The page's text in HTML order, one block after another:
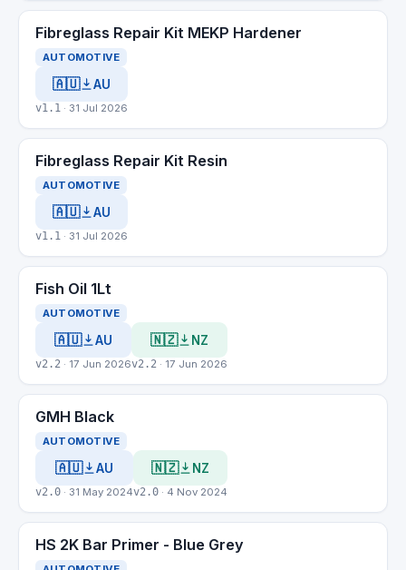
Fibreglass Repair Kit MEKP Hardener
AUTOMOTIVE
🇦🇺 AU
v1.1 · 31 Jul 2026
Fibreglass Repair Kit Resin
AUTOMOTIVE
🇦🇺 AU
v1.1 · 31 Jul 2026
Fish Oil 1Lt
AUTOMOTIVE
🇦🇺 AU
v2.2 · 17 Jun 2026
🇳🇿 NZ
v2.2 · 17 Jun 2026
GMH Black
AUTOMOTIVE
🇦🇺 AU
v2.0 · 31 May 2024
🇳🇿 NZ
v2.0 · 4 Nov 2024
HS 2K Bar Primer - Blue Grey